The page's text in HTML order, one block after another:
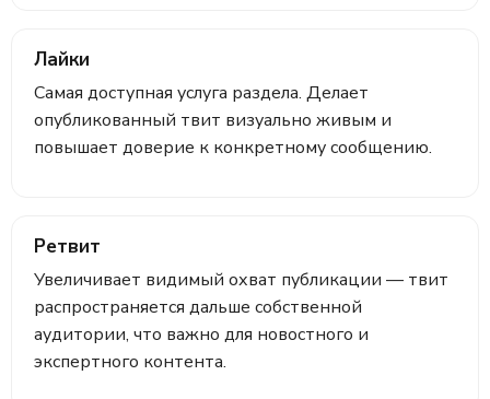
Лайки
Самая доступная услуга раздела. Делает
опубликованный твит визуально живым и
повышает доверие к конкретному сообщению.
Ретвит
Увеличивает видимый охват публикации — твит
распространяется дальше собственной
аудитории, что важно для новостного и
экспертного контента.